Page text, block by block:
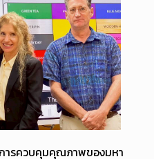
การควบคุมคุณภาพของมหา